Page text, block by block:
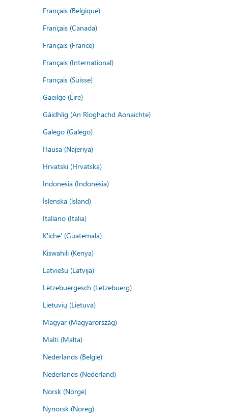
Français (Belgique)
Français (Canada)
Français (France)
Français (International)
Français (Suisse)
Gaeilge (Éire)
Gàidhlig (An Rìoghachd Aonaichte)
Galego (Galego)
Hausa (Najeriya)
Hrvatski (Hrvatska)
Indonesia (Indonesia)
Íslenska (ísland)
Italiano (Italia)
K'iche' (Guatemala)
Kiswahili (Kenya)
Latviešu (Latvija)
Lëtzebuergesch (Lëtzebuerg)
Lietuvių (Lietuva)
Magyar (Magyarország)
Malti (Malta)
Nederlands (België)
Nederlands (Nederland)
Norsk (Norge)
Nynorsk (Noreg)